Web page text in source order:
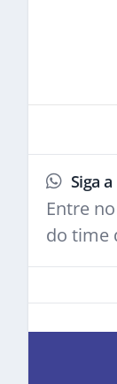
Siga
Entre
do time